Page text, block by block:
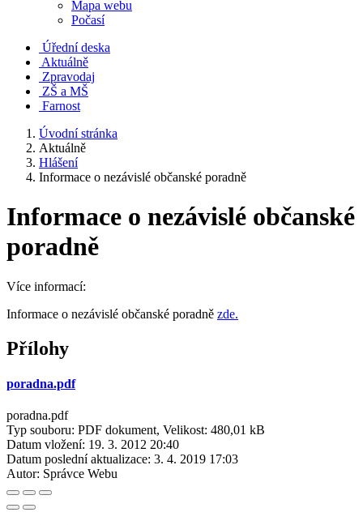
Mapa webu
Počasí
Úřední deska
Aktuálně
Zpravodaj
ZŠ a MŠ
Farnost
Úvodní stránka
Aktuálně
Hlášení
Informace o nezávislé občanské poradně
Informace o nezávislé občanské
poradně
Více informací:
Informace o nezávislé občanské poradně zde.
Přílohy
poradna.pdf
poradna.pdf
Typ souboru: PDF dokument, Velikost: 480,01 kB
Datum vložení: 19. 3. 2012 20:40
Datum poslední aktualizace: 3. 4. 2019 17:03
Autor: Správce Webu